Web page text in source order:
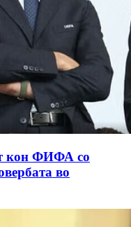
кон ФИФА со
во